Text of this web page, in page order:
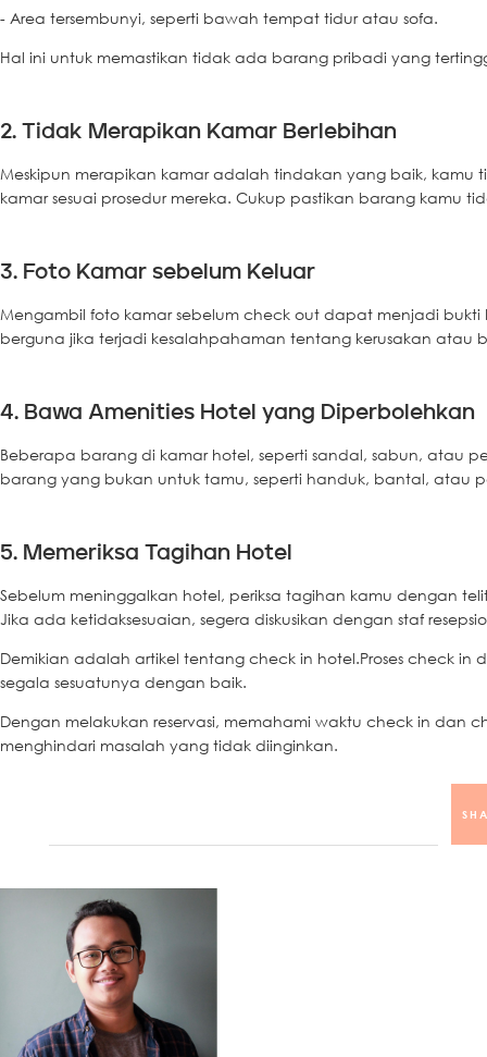
- Area tersembunyi, seperti bawah tempat tidur atau sofa.
Hal ini untuk memastikan tidak ada barang pribadi yang
2. Tidak Merapikan Kamar Berlebihan
Meskipun merapikan kamar adalah tindakan yang baik, kamu
kamar sesuai prosedur mereka. Cukup pastikan barang kamu
3. Foto Kamar sebelum Keluar
Mengambil foto kamar sebelum check out dapat menjadi
berguna jika terjadi kesalahpahaman tentang kerusakan atau
4. Bawa Amenities Hotel yang Diperbolehkan
Beberapa barang di kamar hotel, seperti sandal, sabun, atau
barang yang bukan untuk tamu, seperti handuk, bantal, atau
5. Memeriksa Tagihan Hotel
Sebelum meninggalkan hotel, periksa tagihan kamu dengan
Jika ada ketidaksesuaian, segera diskusikan dengan staf
Demikian adalah artikel tentang check in hotel.Proses check
segala sesuatunya dengan baik.
Dengan melakukan reservasi, memahami waktu check in dan
menghindari masalah yang tidak diinginkan.